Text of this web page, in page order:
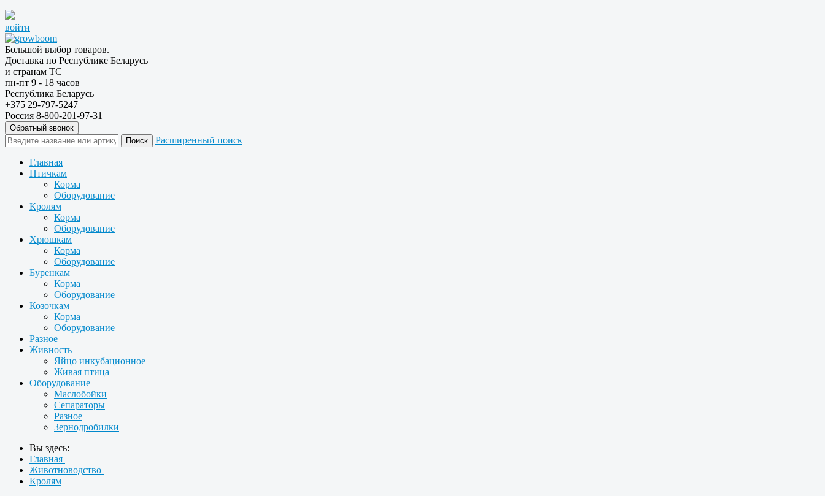
войти
Большой выбор товаров.
Доставка по Республике Беларусь
и странам ТС
пн-пт 9 - 18 часов
Республика Беларусь
+375 29-797-5247
Россия 8-800-201-97-31
Обратный звонок
Расширенный поиск
Главная
Птичкам
Корма
Оборудование
Кролям
Корма
Оборудование
Хрюшкам
Корма
Оборудование
Буренкам
Корма
Оборудование
Козочкам
Корма
Оборудование
Разное
Живность
Яйцо инкубационное
Живая птица
Оборудование
Маслобойки
Сепараторы
Разное
Зернодробилки
Вы здесь:
Главная
Животноводство
Кролям